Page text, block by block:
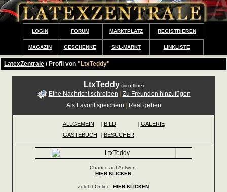
LOGIN FORUM MARKTPLATZ REGISTRIEREN
MAGAZIN GESCHENKE SKL-MARKT LINKLISTE
LatexZentrale / Profil von "LtxTeddy"
LtxTeddy ( offline)
Eine Nachricht schreiben
Zu Freunden hinzufügen
Als Favorit speichern
Real geben
ALLGEMEIN | BILD | GALERIE
GÄSTEBUCH
| BESUCHER
Chance auf Antwort:
HIER KLICKEN
Zuletzt Online: HIER KLICKEN